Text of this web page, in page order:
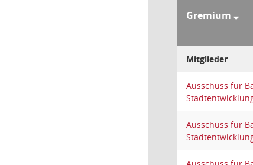
Gremium
Mitglieder
Ausschuss für
Ausschuss für